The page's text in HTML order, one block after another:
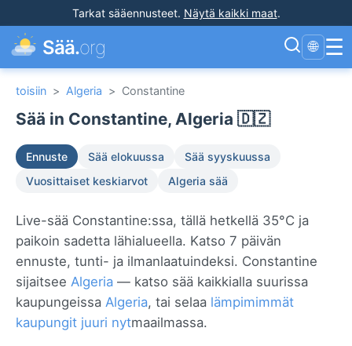
Tarkat sääennusteet. Näytä kaikki maat.
Sää.org 🌐 ☰
toisiin > Algeria > Constantine
Sää in Constantine, Algeria 🇩🇿
Ennuste Sää elokuussa
Sää syyskuussa
Vuosittaiset keskiarvot
Algeria sää
Live-sää Constantine:ssa, tällä hetkellä 35°C ja
paikoin sadetta lähialueella. Katso 7 päivän
ennuste, tunti- ja ilmanlaatuindeksi. Constantine
sijaitsee Algeria — katso sää kaikkialla suurissa
kaupungeissa Algeria, tai selaa lämpimimmät
kaupungit juuri nytmaailmassa.